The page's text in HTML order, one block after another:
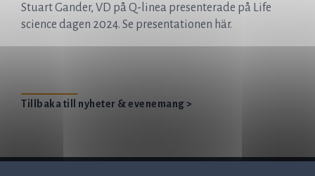
Stuart Gander, VD på Q-linea presenterade på Life
science dagen 2024. Se presentationen här.
Tillbaka till nyheter & evenemang >